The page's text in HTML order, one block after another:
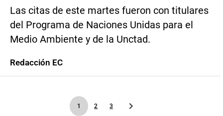
Las citas de este martes fueron con titulares
del Programa de Naciones Unidas para el
Medio Ambiente y de la Unctad.
Redacción EC
1 2 3